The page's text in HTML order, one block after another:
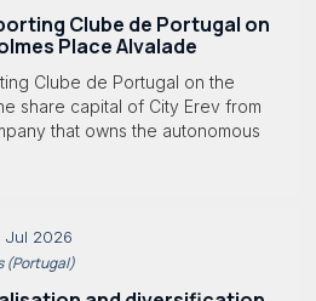
Clube de Portugal on
Place Alvalade
Clube de Portugal on the
share capital of City Erev from
that owns the autonomous
Jul 2026
(Portugal)